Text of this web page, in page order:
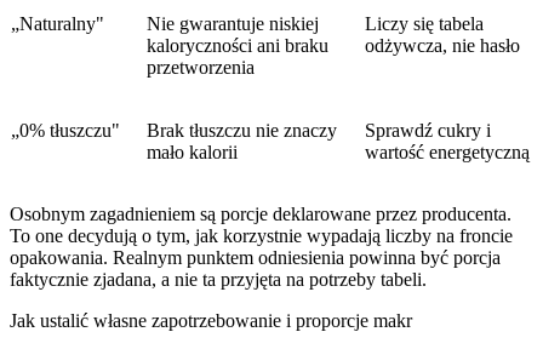
„Naturalny"
Nie gwarantuje niskiej
kaloryczności ani braku
przetworzenia
Liczy się tabela
odżywcza, nie hasło
„0% tłuszczu"
Brak tłuszczu nie znaczy
mało kalorii
Sprawdź cukry i
wartość energetyczną
Osobnym zagadnieniem są porcje deklarowane przez producenta.
To one decydują o tym, jak korzystnie wypadają liczby na froncie
opakowania. Realnym punktem odniesienia powinna być porcja
faktycznie zjadana, a nie ta przyjęta na potrzeby tabeli.
Jak ustalić własne zapotrzebowanie i proporcje makr